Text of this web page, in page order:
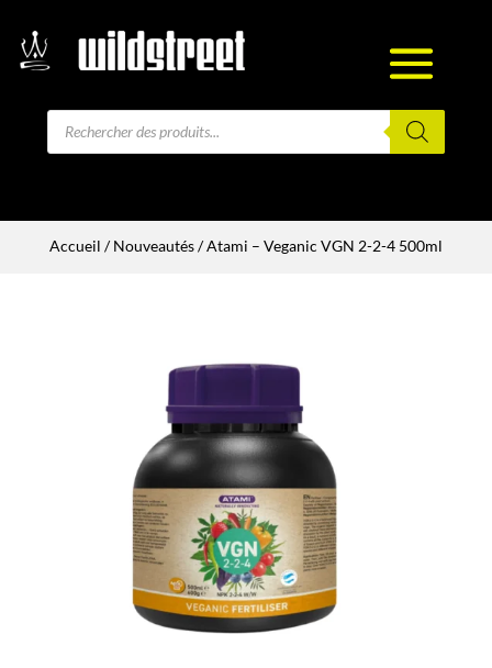
Recherche
Accueil /Nouveautés/ Atami – Veganic VGN 2-2-4 500ml